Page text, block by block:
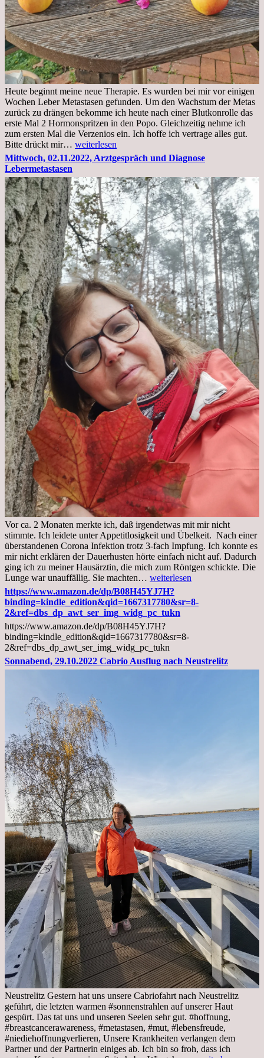
Heute beginnt meine neue Therapie. Es wurden bei mir vor einigen
Wochen Leber Metastasen gefunden. Um den Wachstum der Metas
zurück zu drängen bekomme ich heute nach einer Blutkonrolle das
erste Mal 2 Hormonspritzen in den Popo. Gleichzeitig nehme ich
zum ersten Mal die Verzenios ein. Ich hoffe ich vertrage alles gut.
Bitte drückt mir… Mittwoch,
09.11.2022
weiterlesen
Mittwoch, 02.11.2022, Arztgespräch und Diagnose
Lebermetastasen
Vor ca. 2 Monaten merkte ich, daß irgendetwas mit mir nicht
stimmte. Ich leidete unter Appetitlosigkeit und Übelkeit. Nach einer
überstandenen Corona Infektion trotz 3-fach Impfung. Ich konnte es
mir nicht erklären der Dauerhusten hörte einfach nicht auf. Dadurch
ging ich zu meiner Hausärztin, die mich zum Röntgen schickte. Die
Lunge war unauffällig. Sie machten… Mittwoch,
02.11.2022,
Arztgespräch
und
Diagnose
Lebermetastasen
weiterlesen
https://www.amazon.de/dp/B08H45YJ7H?
binding=kindle_edition&qid=1667317780&sr=8-
2&ref=dbs_dp_awt_ser_img_widg_pc_tukn
https://www.amazon.de/dp/B08H45YJ7H?
binding=kindle_edition&qid=1667317780&sr=8-
2&ref=dbs_dp_awt_ser_img_widg_pc_tukn
Sonnabend, 29.10.2022 Cabrio Ausflug nach Neustrelitz
Neustrelitz Gestern hat uns unsere Cabriofahrt nach Neustrelitz
geführt, die letzten warmen #sonnenstrahlen auf unserer Haut
gespürt. Das tat uns und unseren Seelen sehr gut. #hoffnung,
#breastcancerawareness, #metastasen, #mut, #lebensfreude,
#niediehoffnungverlieren, Unsere Krankheiten verlangen dem
Partner und der Partnerin einiges ab. Ich bin so froh, dass ich